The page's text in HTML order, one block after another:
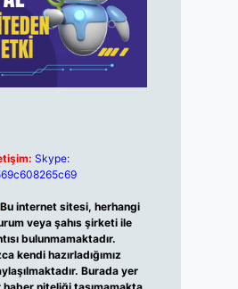
Skype:
Bu internet sitesi, herhangi
veya şahıs şirketi ile
bulunmamaktadır.
kendi hazırladığımız
Burada yer